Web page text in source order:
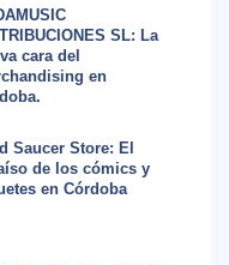
SL: La
cara del
en
Saucer Store: El
de los cómics y
en Córdoba